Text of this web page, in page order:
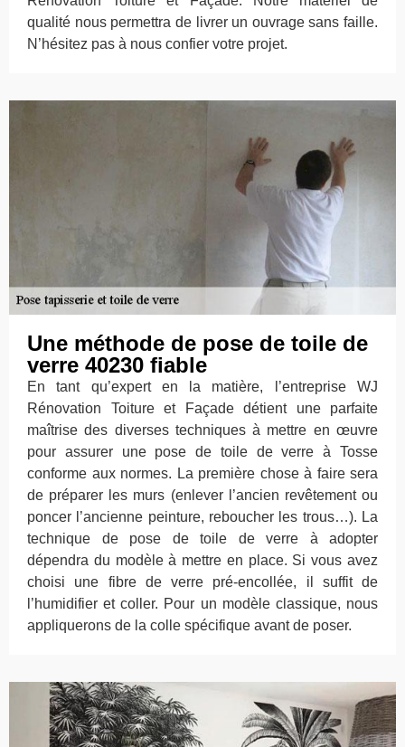
qualité nous permettra de livrer un ouvrage sans faille.
N’hésitez pas à nous confier votre projet.
Une méthode de pose de toile de
verre 40230 fiable
En tant qu’expert en la matière, l’entreprise WJ
Rénovation Toiture et Façade détient une parfaite
maîtrise des diverses techniques à mettre en œuvre
pour assurer une pose de toile de verre à Tosse
conforme aux normes. La première chose à faire sera
de préparer les murs (enlever l’ancien revêtement ou
poncer l’ancienne peinture, reboucher les trous…). La
technique de pose de toile de verre à adopter
dépendra du modèle à mettre en place. Si vous avez
choisi une fibre de verre pré-encollée, il suffit de
l’humidifier et coller. Pour un modèle classique, nous
appliquerons de la colle spécifique avant de poser.